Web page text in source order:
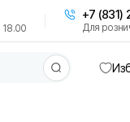
+7 (831)
Для